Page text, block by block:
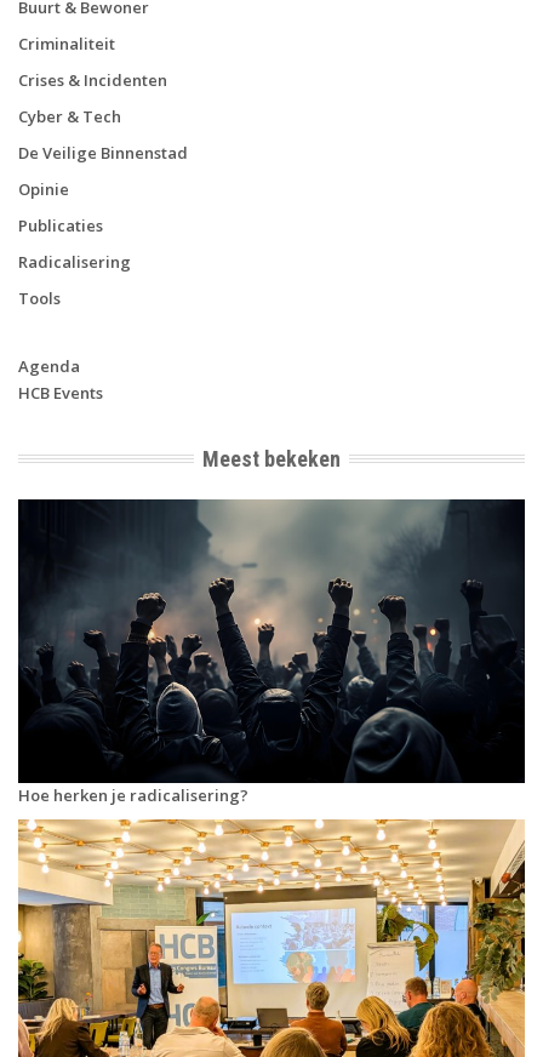
Buurt & Bewoner
Criminaliteit
Crises & Incidenten
Cyber & Tech
De Veilige Binnenstad
Opinie
Publicaties
Radicalisering
Tools
Agenda
HCB Events
Meest bekeken
Hoe herken je radicalisering?